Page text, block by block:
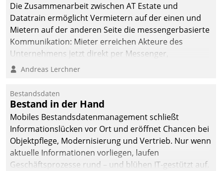
Die Zusammenarbeit zwischen AT Estate und
Datatrain ermöglicht Vermietern auf der einen und
Mietern auf der anderen Seite die messengerbasierte
Kommunikation: Mieter erreichen Akteure des
Unternehmens jetzt direkt per Messenger,
Mitarbeiter oder Dienstleister empfangen oder
Andreas Lerchner
Bestandsdaten
Bestand in der Hand
Mobiles Bestandsdatenmanagement schließt
Informationslücken vor Ort und eröffnet Chancen bei
Objektpflege, Modernisierung und Vertrieb. Nur wenn
aktuelle Informationen vorliegen, laufen
Geschäftsprozesse rund – und blühen IT-gestützt auf.